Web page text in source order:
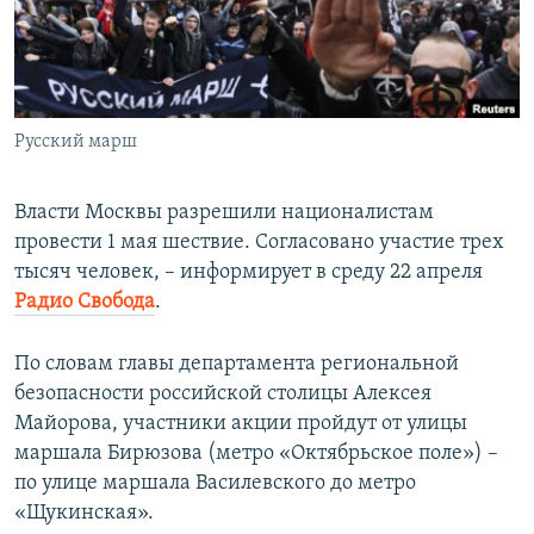
ПОБЕДИТЕЛЕЙ НЕ СУДЯТ?
КРЫМ.НЕПОКОРЕННЫЙ
ELIFBE
УКРАИНСКАЯ ПРОБЛЕМА КРЫМА
ПРИСОЕДИНЯЙТЕСЬ!
Русский марш
Власти Москвы разрешили националистам
провести 1 мая шествие. Согласовано участие трех
тысяч человек, – информирует в среду 22 апреля
Радио Свобода.
По словам главы департамента региональной
безопасности российской столицы Алексея
Майорова, участники акции пройдут от улицы
маршала Бирюзова (метро «Октябрьское поле») –
по улице маршала Василевского до метро
«Щукинская».